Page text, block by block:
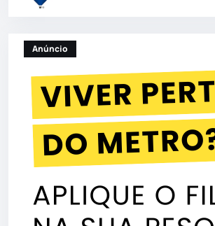
Anúncio